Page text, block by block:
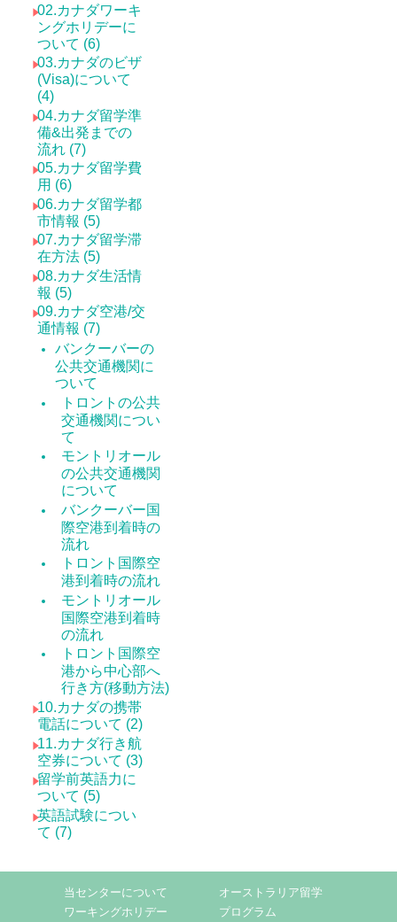
02.カナダワーキ
ングホリデーに
ついて (6)
03.カナダのビザ
(Visa)について
(4)
04.カナダ留学準
備&出発までの
流れ (7)
05.カナダ留学費
用 (6)
06.カナダ留学都
市情報 (5)
07.カナダ留学滞
在方法 (5)
08.カナダ生活情
報 (5)
09.カナダ空港/交
通情報 (7)
バンクーバーの
公共交通機関に
ついて
トロントの公共
交通機関につい
て
モントリオール
の公共交通機関
について
バンクーバー国
際空港到着時の
流れ
トロント国際空
港到着時の流れ
モントリオール
国際空港到着時
の流れ
トロント国際空
港から中心部へ
行き方(移動方法)
10.カナダの携帯
電話について (2)
11.カナダ行き航
空券について (3)
留学前英語力に
ついて (5)
英語試験につい
て (7)
当センターについて
ワーキングホリデー
オーストラリア留学
プログラム